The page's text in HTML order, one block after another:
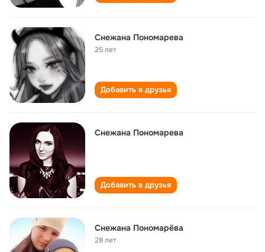
Снежана Пономарева
25 лет
Добавить в друзья
Снежана Пономарева
Добавить в друзья
Снежана Пономарёва
28 лет